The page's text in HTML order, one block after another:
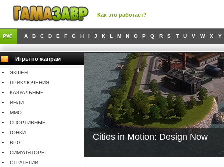
Как это работает?
A B C D E F G H I J K L M N O P Q R S T U V W X Y
Игры по жанрам
ЭКШЕН
ПРИКЛЮЧЕНИЯ
КАЗУАЛЬНЫЕ
ИНДИ
MMO
СПОРТИВНЫЕ
ГОНКИ
RPG
СИМУЛЯТОРЫ
СТРАТЕГИИ
Cities in Motion: Design Now